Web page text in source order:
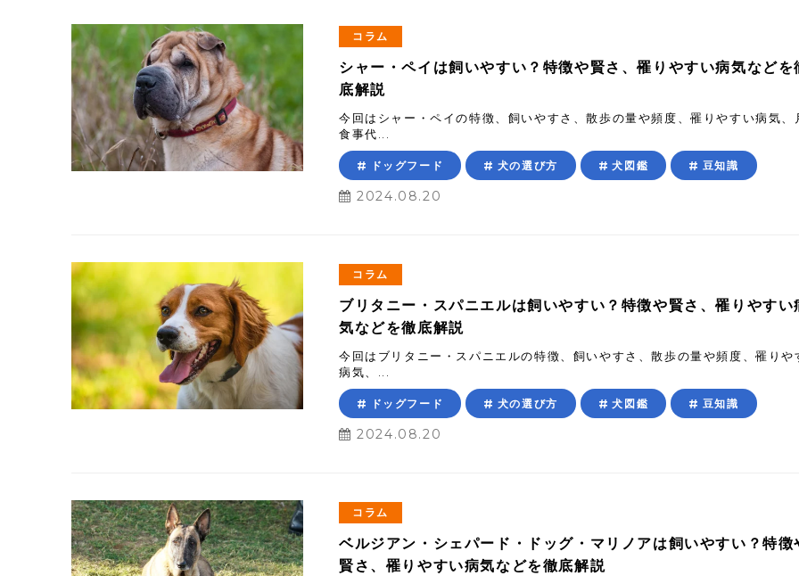
コラム
シャー・ペイは飼いやすい？特徴や賢さ、罹りやすい病気などを
底解説
今回はシャー・ペイの特徴、飼いやすさ、散歩の量や頻度、罹りやすい病気、
食事代...
ドッグフード 犬の選び方 犬図鑑 豆知識
2024.08.20
コラム
ブリタニー・スパニエルは飼いやすい？特徴や賢さ、罹りやすい
気などを徹底解説
今回はブリタニー・スパニエルの特徴、飼いやすさ、散歩の量や頻度、罹りや
病気、...
ドッグフード 犬の選び方 犬図鑑 豆知識
2024.08.20
コラム
ベルジアン・シェパード・ドッグ・マリノアは飼いやすい？特徴
賢さ、罹りやすい病気などを徹底解説